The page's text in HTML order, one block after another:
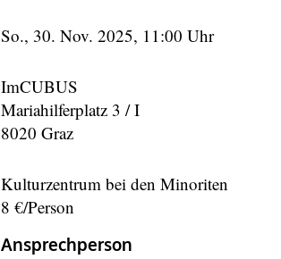
So., 30. Nov. 2025, 11:00 Uhr
ImCUBUS
Mariahilferplatz 3 / I
8020 Graz
Kulturzentrum bei den Minoriten
8 €/Person
Ansprechperson